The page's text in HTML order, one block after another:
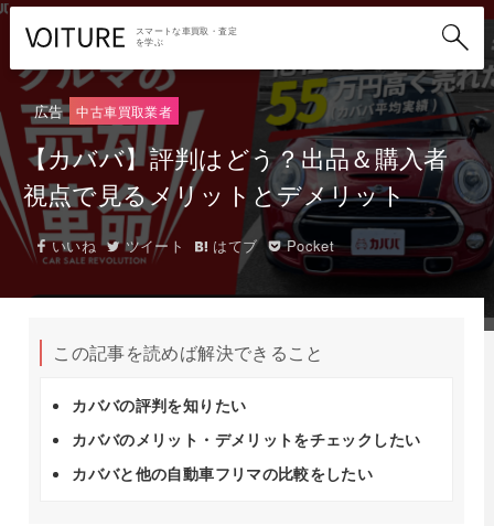
スマートな車買取・査定
を学ぶ
広告 中古車買取業者
【カババ】評判はどう？出品＆購入者
視点で見るメリットとデメリット
いいね ツイート はてブ Pocket
この記事を読めば解決できること
カババの評判を知りたい
カババのメリット・デメリットをチェックしたい
カババと他の自動車フリマの比較をしたい